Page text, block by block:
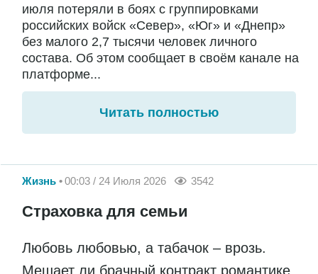
июля потеряли в боях с группировками
российских войск «Север», «Юг» и «Днепр»
без малого 2,7 тысячи человек личного
состава. Об этом сообщает в своём канале на
платформе...
Читать полностью
Жизнь 00:03 / 24 Июля 2026 3542
Страховка для семьи
Любовь любовью, а табачок – врозь.
Мешает ли брачный контракт романтике